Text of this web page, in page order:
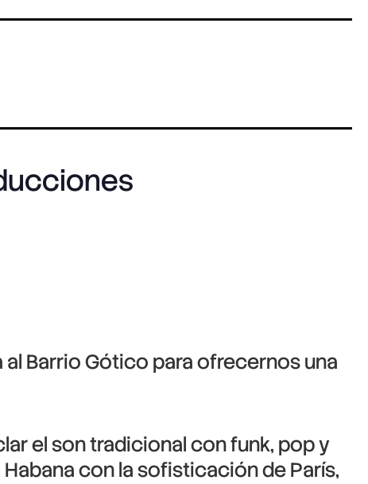
al Barrio Gótico para ofrecernos una
el son tradicional con funk, pop y
con la sofisticación de París,